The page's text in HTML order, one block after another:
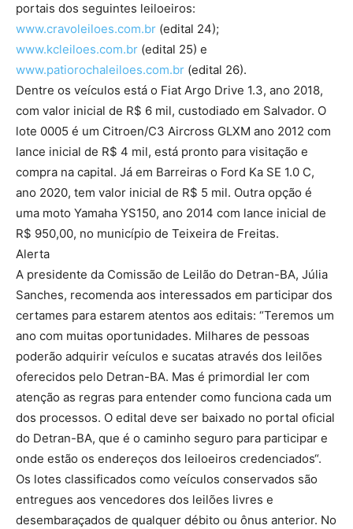
portais dos seguintes leiloeiros:
www.cravoleiloes.com.br (edital 24);
www.kcleiloes.com.br (edital 25) e
www.patiorochaleiloes.com.br (edital 26).
Dentre os veículos está o Fiat Argo Drive 1.3, ano 2018,
com valor inicial de R$ 6 mil, custodiado em Salvador. O
lote 0005 é um Citroen/C3 Aircross GLXM ano 2012 com
lance inicial de R$ 4 mil, está pronto para visitação e
compra na capital. Já em Barreiras o Ford Ka SE 1.0 C,
ano 2020, tem valor inicial de R$ 5 mil. Outra opção é
uma moto Yamaha YS150, ano 2014 com lance inicial de
R$ 950,00, no município de Teixeira de Freitas.
Alerta
A presidente da Comissão de Leilão do Detran-BA, Júlia
Sanches, recomenda aos interessados em participar dos
certames para estarem atentos aos editais: “Teremos um
ano com muitas oportunidades. Milhares de pessoas
poderão adquirir veículos e sucatas através dos leilões
oferecidos pelo Detran-BA. Mas é primordial ler com
atenção as regras para entender como funciona cada um
dos processos. O edital deve ser baixado no portal oficial
do Detran-BA, que é o caminho seguro para participar e
onde estão os endereços dos leiloeiros credenciados“.
Os lotes classificados como veículos conservados são
entregues aos vencedores dos leilões livres e
desembaraçados de qualquer débito ou ônus anterior. No